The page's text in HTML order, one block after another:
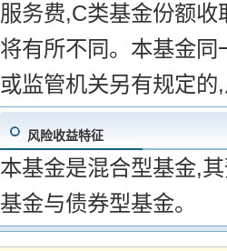
服务费,C类基金份额
将有所不同。本基金
或监管机关另有规定的
风险收益特征
本基金是混合型基金,
基金与债券型基金。